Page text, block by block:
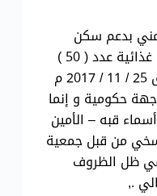
بدعم سكن
التحدي للفتيات المعاقات بسلل غذائية عدد ( 50 )
سلة و ذلك يوم السبت الموافق 25 / 11 / 2017 م
حكومية و إنما
قبه – الأمين
من قبل جمعية
في ظل الظروف
.,